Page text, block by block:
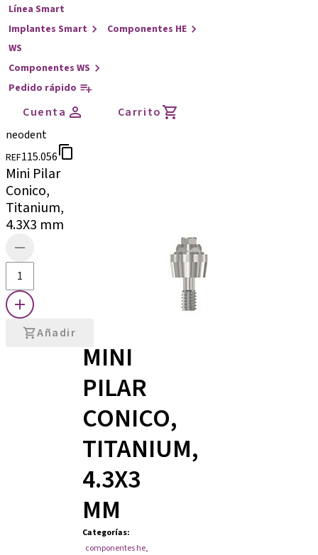
Línea Smart
Implantes Smart
Componentes HE
WS
Componentes WS
Pedido rápido
Cuenta
Carrito
neodent
REF115.056
Mini Pilar
Conico,
Titanium,
4.3X3 mm
Añadir
MINI
PILAR
CONICO,
TITANIUM,
4.3X3
MM
Categorías:
componentes he,